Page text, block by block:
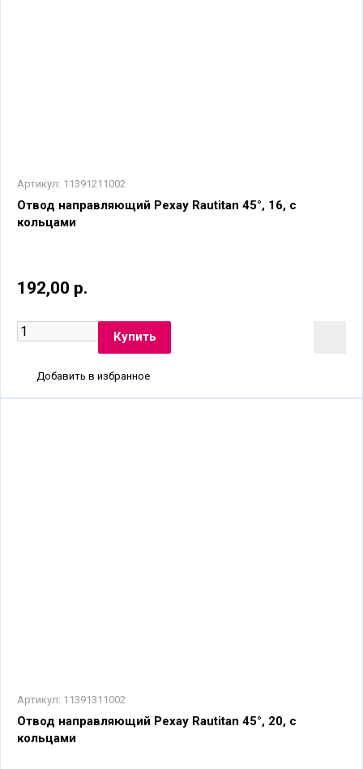
Артикул: 11391211002
Отвод направляющий Рехау Rautitan 45°, 16, с
кольцами
192,00 р.
Добавить в избранное
Артикул: 11391311002
Отвод направляющий Рехау Rautitan 45°, 20, с
кольцами